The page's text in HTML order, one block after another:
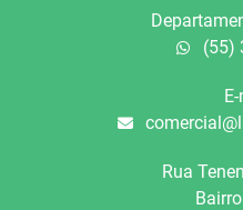
(55)
Rua